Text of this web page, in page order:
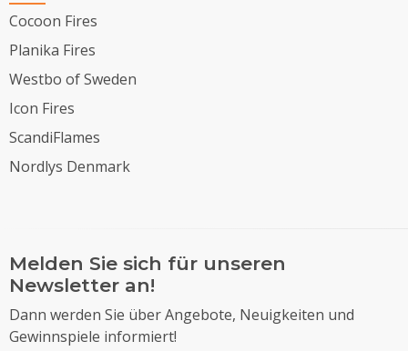
Cocoon Fires
Planika Fires
Westbo of Sweden
Icon Fires
ScandiFlames
Nordlys Denmark
Melden Sie sich für unseren
Newsletter an!
Dann werden Sie über Angebote, Neuigkeiten und
Gewinnspiele informiert!